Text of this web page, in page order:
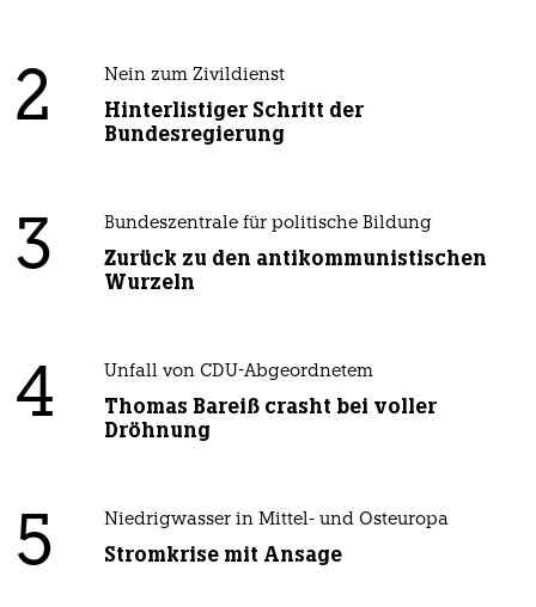
2
Nein zum Zivildienst
Hinterlistiger Schritt der
Bundesregierung
3 Bundeszentrale für politische Bildung
Zurück zu den antikommunistischen
Wurzeln
4 Unfall von CDU-Abgeordnetem
Thomas Bareiß crasht bei voller
Dröhnung
5 Niedrigwasser in Mittel- und Osteuropa
Stromkrise mit Ansage